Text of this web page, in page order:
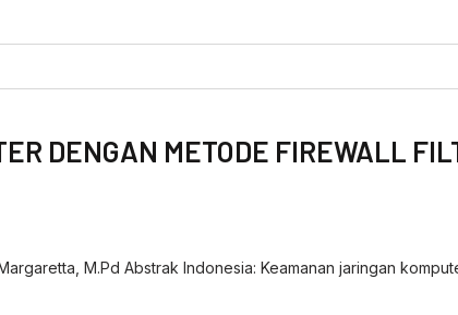
DENGAN METODE FIREWALL
M.Pd Abstrak Indonesia: Keamanan jaringan